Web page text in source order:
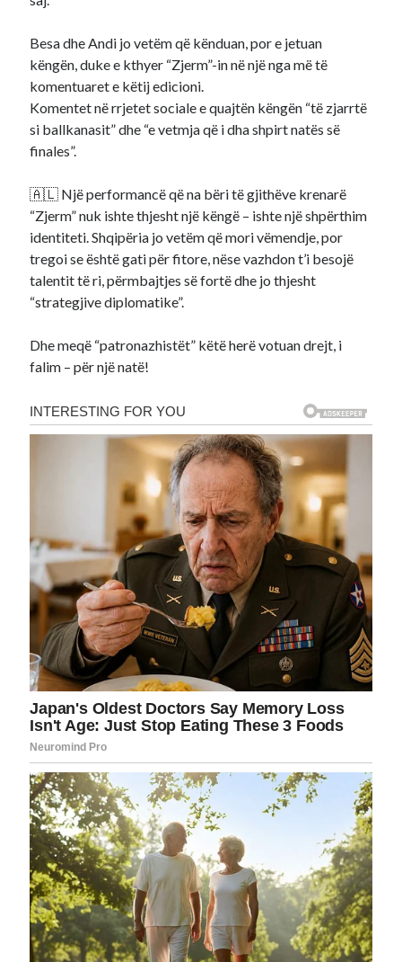
Besa dhe Andi jo vetëm që kënduan, por e jetuan
këngën, duke e kthyer “Zjerm”-in në një nga më të
komentuaret e këtij edicioni.
Komentet në rrjetet sociale e quajtën këngën “të zjarrtë
si ballkanasit” dhe “e vetmja që i dha shpirt natës së
finales”.
🇦🇱 Një performancë që na bëri të gjithëve krenarë
“Zjerm” nuk ishte thjesht një këngë – ishte një shpërthim
identiteti. Shqipëria jo vetëm që mori vëmendje, por
tregoi se është gati për fitore, nëse vazhdon t’i besojë
talentit të ri, përmbajtjes së fortë dhe jo thjesht
“strategjive diplomatike”.
Dhe meqë “patronazhistët” këtë herë votuan drejt, i
falim – për një natë!